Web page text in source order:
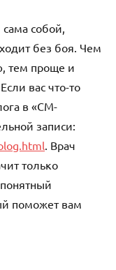
собой,
без боя. Чем
тем проще и
вас что-то
в «СМ-
записи:
. Врач
только
поможет вам